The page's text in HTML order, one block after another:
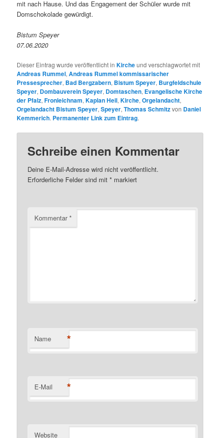
mit nach Hause. Und das Engagement der Schüler wurde mit
Domschokolade gewürdigt.
Bistum Speyer
07.06.2020
Dieser Eintrag wurde veröffentlicht inKircheund verschlagwortet mit
Andreas Rummel,Andreas Rummel kommissarischer
Pressesprecher, Bad Bergzabern, Bistum Speyer, Burgfeldschule
Speyer, Dombauverein Speyer, Domtaschen, Evangelische Kirche
der Pfalz,Fronleichnam,Kaplan Heil,Kirche,Orgelandacht,
Orgelandacht Bistum Speyer,Speyer,Thomas Schmitzvon Daniel
Kemmerich. Permanenter Link zum Eintrag.
Schreibe einen Kommentar
Deine E-Mail-Adresse wird nicht veröffentlicht.
Erforderliche Felder sind mit* markiert
Kommentar*
Name *
E-Mail *
Website